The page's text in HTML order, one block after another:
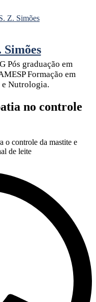
Pós graduação em
Formação em
Nutrologia.
no controle
o controle da mastite e
de leite